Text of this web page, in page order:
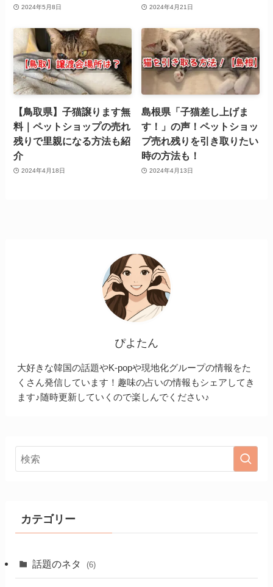
2024年5月8日 2024年4月21日
【鳥取県】子猫譲ります無
料｜ペットショップの売れ
残りで里親になる方法も紹
介
2024年4月18日
島根県「子猫差し上げま
す！」の声！ペットショッ
プ売れ残りを引き取りたい
時の方法も！
2024年4月13日
ぴよたん
大好きな韓国の話題やK-popや現地化グループの情報をた
くさん発信しています！趣味の占いの情報もシェアしてき
ます♪随時更新していくので楽しんでください♪
カテゴリー
話題のネタ (6)